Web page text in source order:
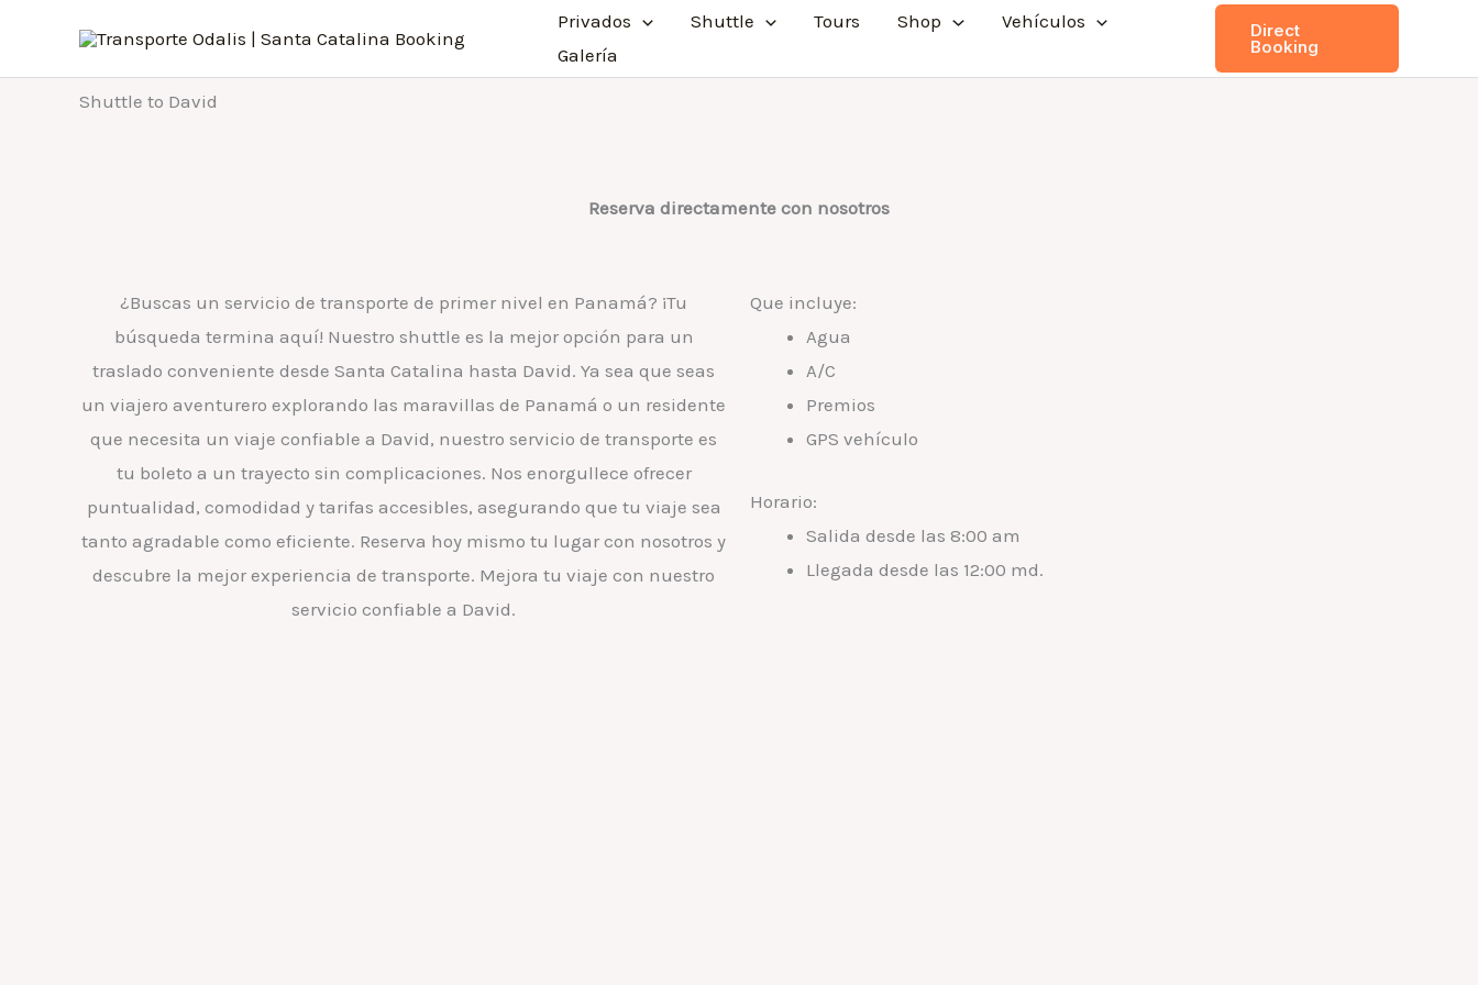
content
Privados Shuttle Tours Shop
Vehículos
Galería
Direct
Booking
Shuttle to David
Reserva directamente con nosotros
¿Buscas un servicio de transporte de primer nivel en Panamá? ¡Tu
búsqueda termina aquí! Nuestro shuttle es la mejor opción para un
traslado conveniente desde Santa Catalina hasta David. Ya sea que seas
un viajero aventurero explorando las maravillas de Panamá o un residente
que necesita un viaje confiable a David, nuestro servicio de transporte es
tu boleto a un trayecto sin complicaciones. Nos enorgullece ofrecer
puntualidad, comodidad y tarifas accesibles, asegurando que tu viaje sea
tanto agradable como eficiente. Reserva hoy mismo tu lugar con nosotros y
descubre la mejor experiencia de transporte. Mejora tu viaje con nuestro
servicio confiable a David.
Que incluye:
Agua
A/C
Premios
GPS vehículo
Horario:
Salida desde las 8:00 am
Llegada desde las 12:00 md.